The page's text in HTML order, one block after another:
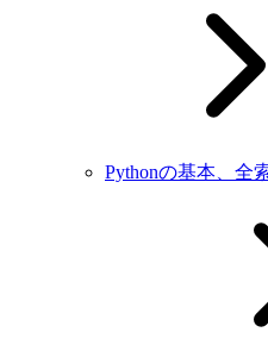
Pythonの基本、全